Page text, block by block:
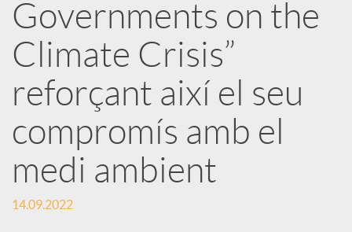
s
S
o
c
i
Governments on the
Climate Crisis”
reforçant així el seu
compromís amb el
medi ambient
14.09.2022